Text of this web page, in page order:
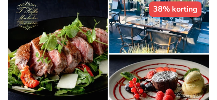
38% korting